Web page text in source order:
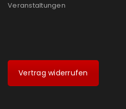
Veranstaltungen
Vertrag widerrufen